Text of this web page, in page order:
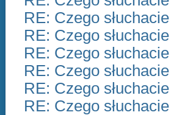
RE: Czego
RE: Czego
RE: Czego
RE: Czego
RE: Czego
RE: Czego